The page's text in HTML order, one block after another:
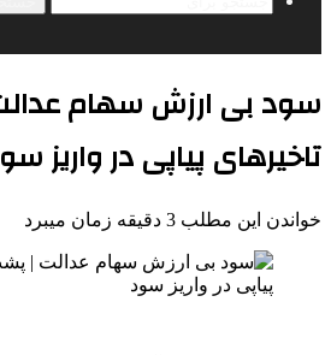
سود بی ارزش سهام
تاخیرهای پیاپی در واریز
خواندن این مطلب 3 دقیقه زمان میبرد